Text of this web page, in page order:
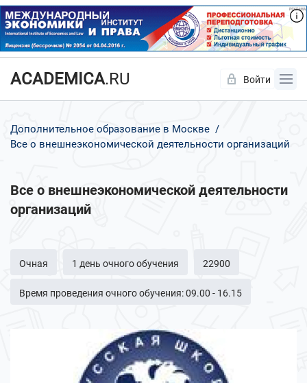
ACADEMICA.RU Войти
Дополнительное образование в Москве
Все о внешнеэкономической деятельности организаций
Все о внешнеэкономической деятельности
организаций
Очная 1 день очного обучения 22900
Время проведения очного обучения: 09.00 - 16.15
Да Нет